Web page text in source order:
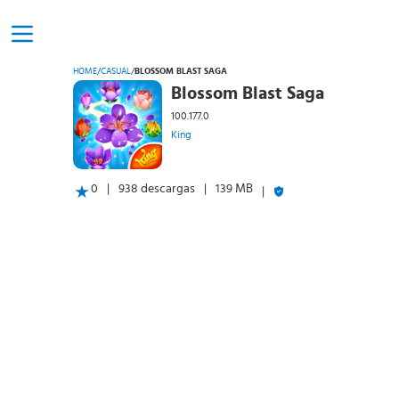
HOME/CASUAL/ BLOSSOM BLAST SAGA
Blossom Blast Saga
100.177.0
King
0 938 descargas 139 MB